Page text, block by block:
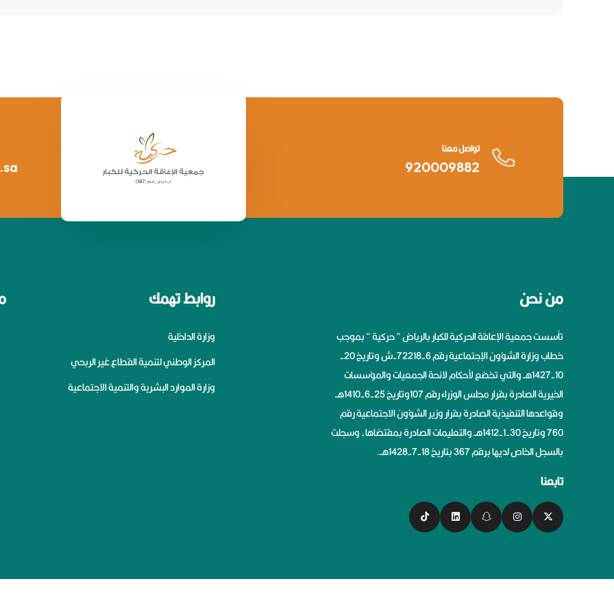
تواصل معنا
920009882
من نحن
تأسست جمعية الإعاقة الحركية للكبار بالرياض ” حركية ” بموجب
خطاب وزارة الشؤون الإجتماعية رقم 6-72218-ش وتاريخ 20-
10-1427هــ والتي تخضع لأحكام لائحة الجمعيات والمؤسسات
الخيرية الصادرة بقرار مجلس الوزراء رقم 107وتاريخ 25-6-1410هــ
وقواعدها التنفيذية الصادرة بقرار وزير الشؤون الاجتماعية رقم
760 وتاريخ 30-1-1412هــ والتعليمات الصادرة بمقتضاها، وسجلت
بالسجل الخاص لديها برقم 367 بتاريخ 18-7-1428هــ.
تابعنا
روابط تهمك
وزارة الداخلية
المركز الوطني لتنمية القطاع غير الربحي
وزارة الموارد البشرية والتنمية الاجتماعية